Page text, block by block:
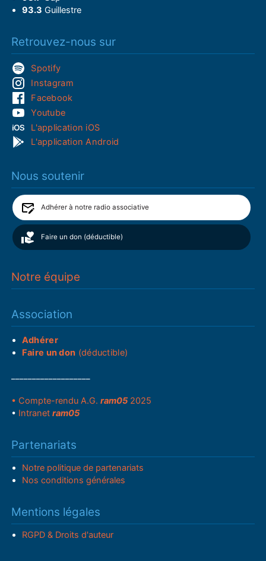
93.3 Guillestre
Retrouvez-nous sur
Spotify
Instagram
Facebook
Youtube
L'application iOS
L'application Android
Nous soutenir
Adhérer à notre radio associative
Faire un don (déductible)
Notre équipe
Association
Adhérer
Faire un don (déductible)
• Compte-rendu A.G.ram05 2025
• Intranetram05
Partenariats
Notre politique de partenariats
Nos conditions générales
Mentions légales
RGPD & Droits d'auteur